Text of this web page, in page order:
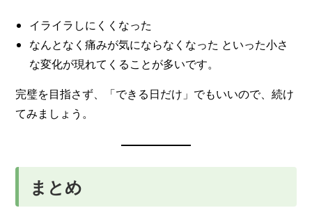
イライラしにくくなった
なんとなく痛みが気にならなくなった といった小さ
な変化が現れてくることが多いです。
完璧を目指さず、「できる日だけ」でもいいので、続け
てみましょう。
まとめ